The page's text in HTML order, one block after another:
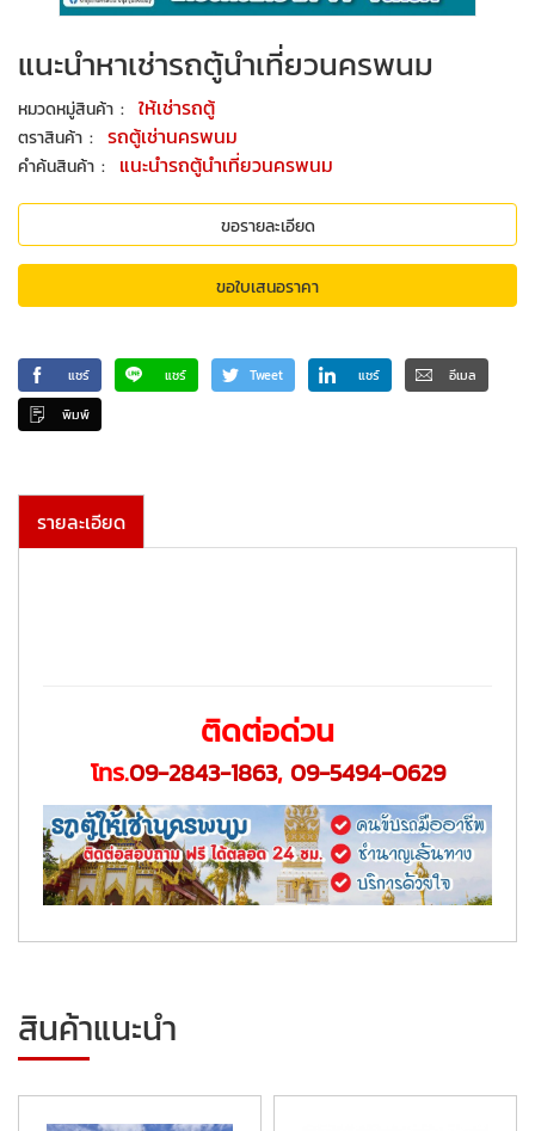
แนะนำหาเช่ารถตู้นำเที่ยวนครพนม
หมวดหมู่สินค้า :ให้เช่ารถตู้
ตราสินค้า : รถตู้เช่านครพนม
คำค้นสินค้า : แนะนำรถตู้นำเที่ยวนครพนม
ขอรายละเอียด
ขอใบเสนอราคา
แชร์ แชร์ Tweet แชร์ อีเมล
พิมพ์
รายละเอียด
ติดต่อด่วน
โทร.09-2843-1863, 09-5494-0629
สินค้าแนะนำ